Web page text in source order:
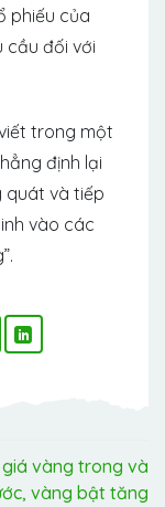
phiếu của
cầu đối với
trong một
định lại
quát và tiếp
vào các
vàng trong và
vàng bật tăng